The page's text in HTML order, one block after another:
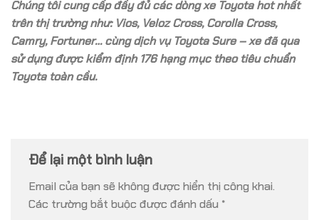
Chúng tôi cung cấp đầy đủ các dòng xe Toyota hot nhất
trên thị trường như: Vios, Veloz Cross, Corolla Cross,
Camry, Fortuner… cùng dịch vụ Toyota Sure – xe đã qua
sử dụng được kiểm định 176 hạng mục theo tiêu chuẩn
Toyota toàn cầu.
Để lại một bình luận
Email của bạn sẽ không được hiển thị công khai.
Các trường bắt buộc được đánh dấu *